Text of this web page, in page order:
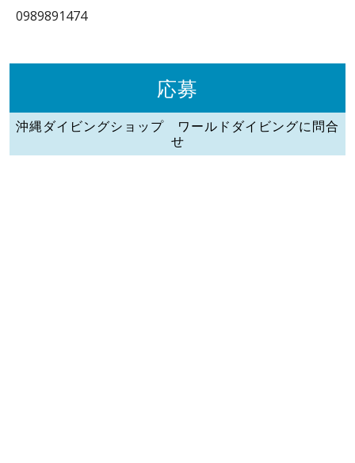
0989891474
応募
沖縄ダイビングショップ ワールドダイビングに問合
せ